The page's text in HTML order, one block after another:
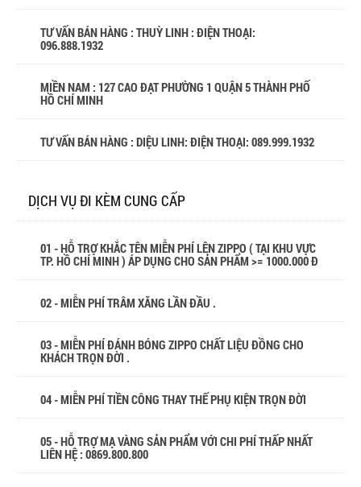
TƯ VẤN BÁN HÀNG : THUỲ LINH : ĐIỆN THOẠI:
096.888.1932
MIỀN NAM : 127 CAO ĐẠT PHƯỜNG 1 QUẬN 5 THÀNH PHỐ
HỒ CHÍ MINH
TƯ VẤN BÁN HÀNG : DIỆU LINH: ĐIỆN THOẠI: 089.999.1932
DỊCH VỤ ĐI KÈM CUNG CẤP
01 - HỖ TRỢ KHẮC TÊN MIỄN PHÍ LÊN ZIPPO ( TẠI KHU VỰC
TP. HỒ CHÍ MINH ) ÁP DỤNG CHO SẢN PHẨM >= 1000.000 Đ
02 - MIỄN PHÍ TRÂM XĂNG LẦN ĐẦU .
03 - MIỄN PHÍ ĐÁNH BÓNG ZIPPO CHẤT LIỆU ĐỒNG CHO
KHÁCH TRỌN ĐỜI .
04 - MIỄN PHÍ TIỀN CÔNG THAY THẾ PHỤ KIỆN TRỌN ĐỜI
05 - HỖ TRỢ MẠ VÀNG SẢN PHẨM VỚI CHI PHÍ THẤP NHẤT
LIÊN HỆ : 0869.800.800